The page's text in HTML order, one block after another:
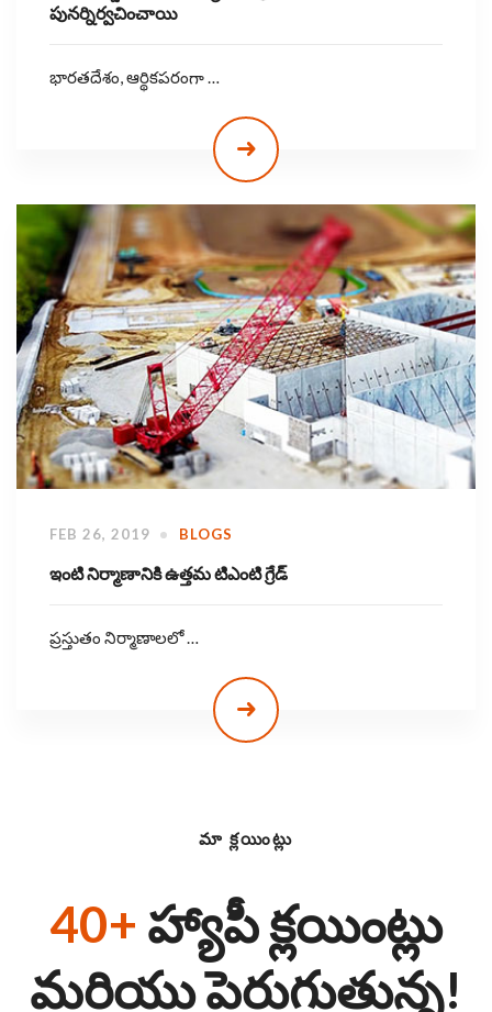
పునర్నిర్వచించాయి
భారతదేశం, ఆర్థికపరంగా …
FEB 26, 2019 BLOGS
ఇంటి నిర్మాణానికి ఉత్తమ టిఎంటి గ్రేడ్‌
ప్రస్తుతం నిర్మాణాలలో …
మా క్లయింట్లు
40+ హ్యాపీ క్లయింట్లు
మరియు పెరుగుతున్న!